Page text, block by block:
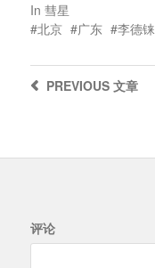
In 彗星
北京
广东 李德铼
PREVIOUS文章
评论